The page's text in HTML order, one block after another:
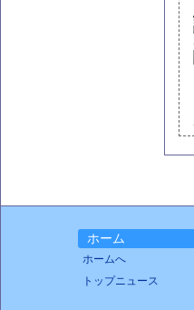
ホーム
ホームへ
トップニュース